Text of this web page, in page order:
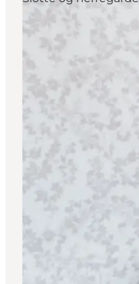
OVERNAT